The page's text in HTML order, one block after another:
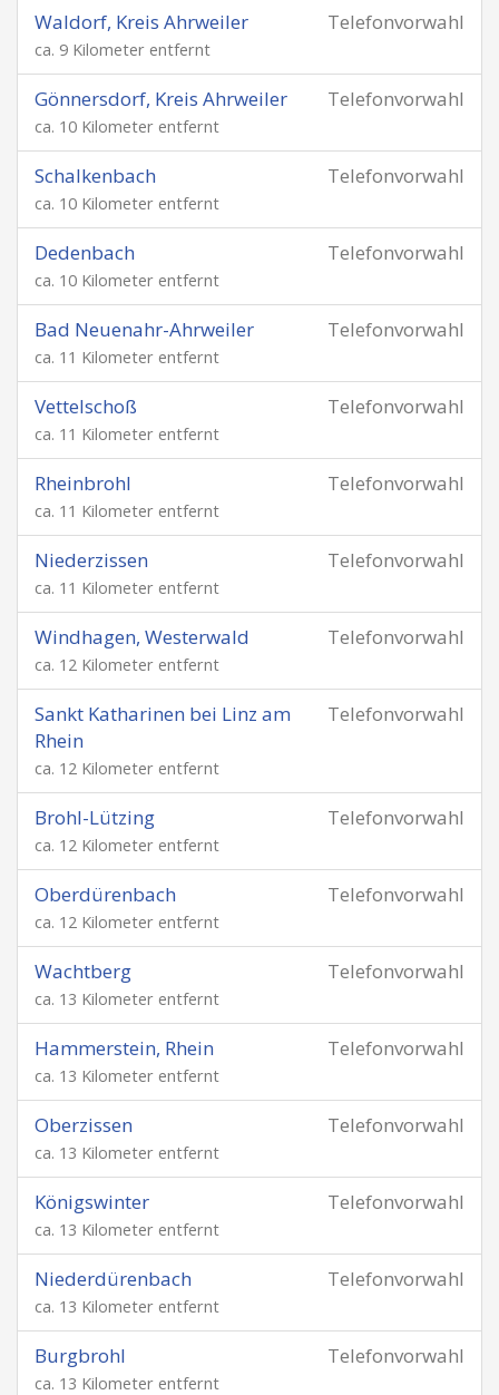
Telefonvorwahl
Waldorf, Kreis Ahrweiler
ca. 9 Kilometer entfernt
Telefonvorwahl
Gönnersdorf, Kreis Ahrweiler
ca. 10 Kilometer entfernt
Telefonvorwahl
Schalkenbach
ca. 10 Kilometer entfernt
Telefonvorwahl
Dedenbach
ca. 10 Kilometer entfernt
Telefonvorwahl
Bad Neuenahr-Ahrweiler
ca. 11 Kilometer entfernt
Telefonvorwahl
Vettelschoß
ca. 11 Kilometer entfernt
Telefonvorwahl
Rheinbrohl
ca. 11 Kilometer entfernt
Telefonvorwahl
Niederzissen
ca. 11 Kilometer entfernt
Telefonvorwahl
Windhagen, Westerwald
ca. 12 Kilometer entfernt
Telefonvorwahl
Sankt Katharinen bei Linz am
Rhein
ca. 12 Kilometer entfernt
Telefonvorwahl
Brohl-Lützing
ca. 12 Kilometer entfernt
Telefonvorwahl
Oberdürenbach
ca. 12 Kilometer entfernt
Telefonvorwahl
Wachtberg
ca. 13 Kilometer entfernt
Telefonvorwahl
Hammerstein, Rhein
ca. 13 Kilometer entfernt
Telefonvorwahl
Oberzissen
ca. 13 Kilometer entfernt
Telefonvorwahl
Königswinter
ca. 13 Kilometer entfernt
Telefonvorwahl
Niederdürenbach
ca. 13 Kilometer entfernt
Telefonvorwahl
Burgbrohl
ca. 13 Kilometer entfernt